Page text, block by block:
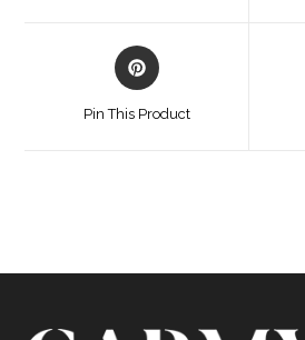
Opens
in
Pin This Product